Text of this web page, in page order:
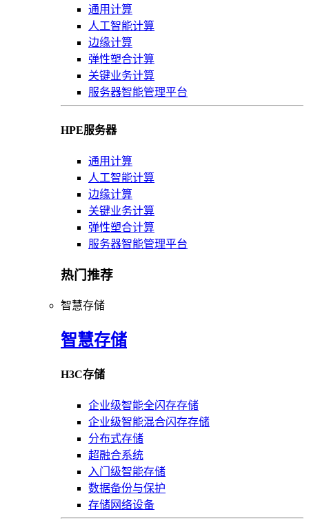
通用计算
人工智能计算
边缘计算
弹性塑合计算
关键业务计算
服务器智能管理平台
HPE服务器
通用计算
人工智能计算
边缘计算
关键业务计算
弹性塑合计算
服务器智能管理平台
热门推荐
智慧存储
智慧存储
H3C存储
企业级智能全闪存存储
企业级智能混合闪存存储
分布式存储
超融合系统
入门级智能存储
数据备份与保护
存储网络设备